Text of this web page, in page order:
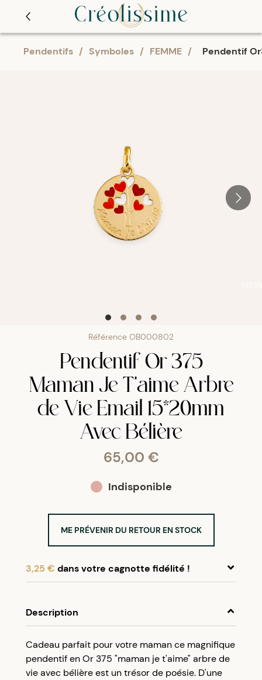
Pendentifs / Symboles / FEMME / Pendentif
Référence OB000802
Pendentif Or 375
Maman Je T'aime Arbre
de Vie Email 15*20mm
Avec Bélière
65,00 €
Indisponible
ME PRÉVENIR DU RETOUR EN STOCK
3,25 € dans votre cagnotte fidélité !
compte client et cumulez 5% de vos achats dans
votre cagnotte fidélité sans minimum d’achat.
Utilisez votre cagnotte de fidélité dès votre
Description
Cadeau parfait pour votre maman ce magnifique
pendentif en Or 375 "maman je t'aime" arbre de
vie avec bélière est un trésor de poésie. D'une